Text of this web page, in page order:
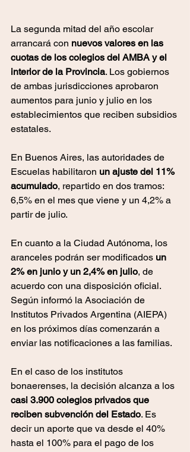
La segunda mitad del año escolar
arrancará con nuevos valores en las
cuotas de los colegios del AMBA y el
interior de la Provincia. Los gobiernos
de ambas jurisdicciones aprobaron
aumentos para junio y julio en los
establecimientos que reciben subsidios
estatales.
En Buenos Aires, las autoridades de
Escuelas habilitaron un ajuste del 11%
acumulado, repartido en dos tramos:
6,5% en el mes que viene y un 4,2% a
partir de julio.
En cuanto a la Ciudad Autónoma, los
aranceles podrán ser modificados un
2% en junio y un 2,4% en julio, de
acuerdo con una disposición oficial.
Según informó la Asociación de
Institutos Privados Argentina (AIEPA)
en los próximos días comenzarán a
enviar las notificaciones a las familias.
En el caso de los institutos
bonaerenses, la decisión alcanza a los
casi 3.900 colegios privados que
reciben subvención del Estado. Es
decir un aporte que va desde el 40%
hasta el 100% para el pago de los